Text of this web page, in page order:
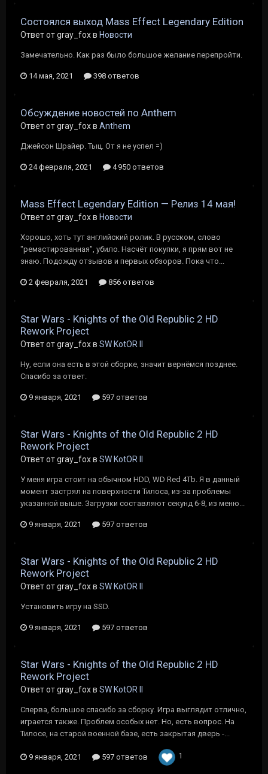
Состоялся выход Mass Effect Legendary Edition
Ответ от gray_fox в Новости
Замечательно. Как раз было большое желание перепройти.
14 мая, 2021 398 ответов
Обсуждение новостей по Anthem
Ответ от gray_fox в Anthem
Джейсон Шрайер. Тыц. От я не успел =)
24 февраля, 2021 4 950 ответов
Mass Effect Legendary Edition — Релиз 14 мая!
Ответ от gray_fox в Новости
Хорошо, хоть тут английский ролик. В русском, слово
"ремастированная", убило. Насчёт покупки, я прям вот не
знаю. Подожду отзывов и первых обзоров. Пока что...
2 февраля, 2021 856 ответов
Star Wars - Knights of the Old Republic 2 HD
Rework Project
Ответ от gray_fox в SW KotOR II
Ну, если она есть в этой сборке, значит вернёмся позднее.
Спасибо за ответ.
9 января, 2021 597 ответов
Star Wars - Knights of the Old Republic 2 HD
Rework Project
Ответ от gray_fox в SW KotOR II
У меня игра стоит на обычном HDD, WD Red 4Tb. Я в данный
момент застрял на поверхности Тилоса, из-за проблемы
указанной выше. Загрузки составляют секунд 6-8, из меню...
9 января, 2021 597 ответов
Star Wars - Knights of the Old Republic 2 HD
Rework Project
Ответ от gray_fox в SW KotOR II
Установить игру на SSD.
9 января, 2021 597 ответов
Star Wars - Knights of the Old Republic 2 HD
Rework Project
Ответ от gray_fox в SW KotOR II
Сперва, большое спасибо за сборку. Игра выглядит отлично,
играется также. Проблем особых нет. Но, есть вопрос. На
Тилосе, на старой военной базе, есть закрытая дверь -...
9 января, 2021 597 ответов 1